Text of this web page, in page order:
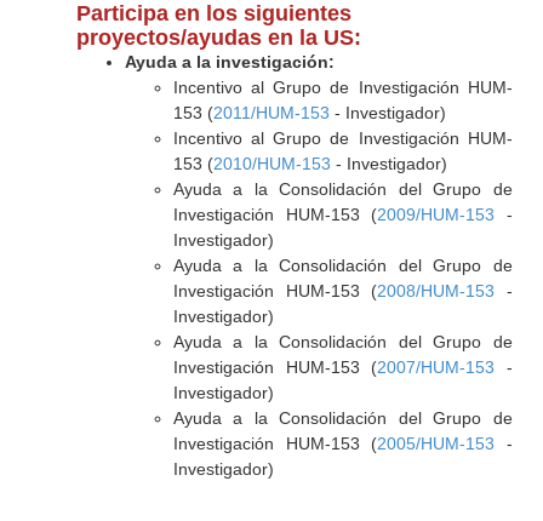
Participa en los siguientes
proyectos/ayudas en la US:
Ayuda a la investigación:
Incentivo al Grupo de Investigación HUM-
153 (2011/HUM-153 - Investigador)
Incentivo al Grupo de Investigación HUM-
153 (2010/HUM-153 - Investigador)
Ayuda a la Consolidación del Grupo de
Investigación HUM-153 (2009/HUM-153 -
Investigador)
Ayuda a la Consolidación del Grupo de
Investigación HUM-153 (2008/HUM-153 -
Investigador)
Ayuda a la Consolidación del Grupo de
Investigación HUM-153 (2007/HUM-153 -
Investigador)
Ayuda a la Consolidación del Grupo de
Investigación HUM-153 (2005/HUM-153 -
Investigador)